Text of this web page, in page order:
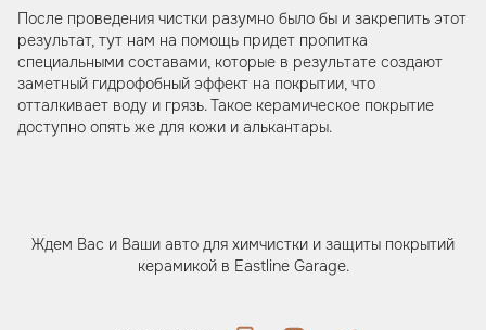
После проведения чистки разумно было бы и закрепить этот
результат, тут нам на помощь придет пропитка
специальными составами, которые в результате создают
заметный гидрофобный эффект на покрытии, что
отталкивает воду и грязь. Такое керамическое покрытие
доступно опять же для кожи и алькантары.
Ждем Вас и Ваши авто для химчистки и защиты покрытий
керамикой в Eastline Garage.